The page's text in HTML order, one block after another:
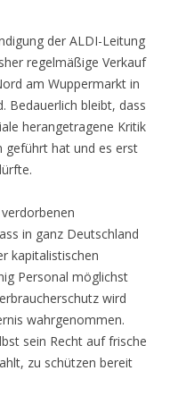
der ALDI-Leitung
regelmäßige Verkauf
am Wuppermarkt in
Bedauerlich bleibt, dass
herangetragene Kritik
geführt hat und es erst
in ganz Deutschland
kapitalistischen
Personal möglichst
wird
wahrgenommen.
sein Recht auf frische
zu schützen bereit